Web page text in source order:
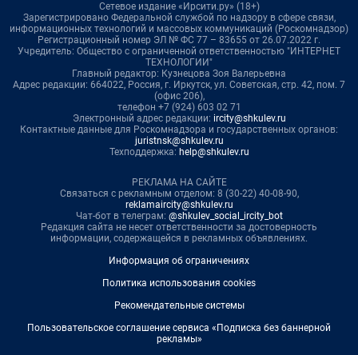
Сетевое издание «Ирсити.ру» (18+)
Зарегистрировано Федеральной службой по надзору в сфере связи,
информационных технологий и массовых коммуникаций (Роскомнадзор)
Регистрационный номер ЭЛ № ФС 77 – 83655 от 26.07.2022 г.
Учредитель: Общество с ограниченной ответственностью "ИНТЕРНЕТ
ТЕХНОЛОГИИ"
Главный редактор: Кузнецова Зоя Валерьевна
Адрес редакции: 664022, Россия, г. Иркутск, ул. Советская, стр. 42, пом. 7
(офис 206),
телефон +7 (924) 603 02 71
Электронный адрес редакции: ircity@shkulev.ru
Контактные данные для Роскомнадзора и государственных органов:
juristnsk@shkulev.ru
Техподдержка: help@shkulev.ru
РЕКЛАМА НА САЙТЕ
Связаться с рекламным отделом: 8 (30-22) 40-08-90,
reklamaircity@shkulev.ru
Чат-бот в телеграм: @shkulev_social_ircity_bot
Редакция сайта не несет ответственности за достоверность
информации, содержащейся в рекламных объявлениях.
Информация об ограничениях
Политика использования cookies
Рекомендательные системы
Пользовательское соглашение сервиса «Подписка без баннерной
рекламы»